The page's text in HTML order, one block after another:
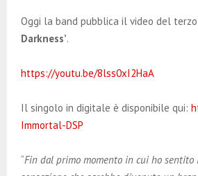
Oggi la band pubblica il video del
Darkness’.
https://youtu.be/8lss0xI2HaA
Il singolo in digitale è disponibile qui:
Immortal-DSP
“Fin dal primo momento in cui ho sentito